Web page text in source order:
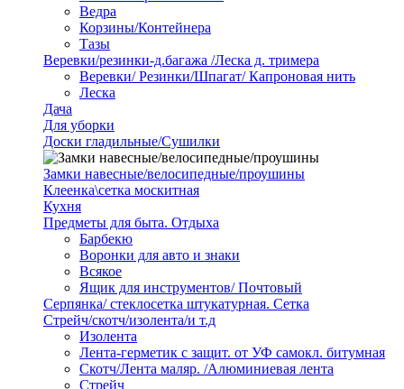
Ведра
Корзины/Контейнера
Тазы
Веревки/резинки-д.багажа /Леска д. тримера
Веревки/ Резинки/Шпагат/ Капроновая нить
Леска
Дача
Для уборки
Доски гладильные/Сушилки
Замки навесные/велосипедные/проушины
Клеенка\сетка москитная
Кухня
Предметы для быта. Отдыха
Барбекю
Воронки для авто и знаки
Всякое
Ящик для инструментов/ Почтовый
Серпянка/ стеклосетка штукатурная. Сетка
Стрейч/скотч/изолента/и т.д
Изолента
Лента-герметик с защит. от УФ самокл. битумная
Скотч/Лента маляр. /Алюминиевая лента
Стрейч